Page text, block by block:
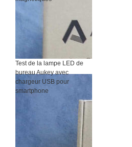
Test de la lampe LED de
bureau Aukey avec
chargeur USB pour
smartphone